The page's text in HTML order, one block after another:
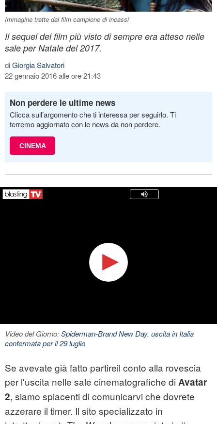
Immagine tratte dal film campione di incassi
Il sequel del film più visto di sempre era atteso nelle
sale per Natale del 2017.
diGiorgia Salvatori
22 gennaio 2016 alle ore 21:43
Non perdere le ultime news
Clicca sull’argomento che ti interessa per seguirlo. Ti
terremo aggiornato con le news da non perdere.
CINEMA
Video del Giorno:Spiderman-Brand New Day. uscita in Italia
confermata per il 29 luglio
Se avevate già fatto partireil conto alla rovescia
per l'uscita nelle sale cinematografiche di Avatar
2, siamo spiacenti di comunicarvi che dovrete
azzerare il timer. Il sito specializzato in